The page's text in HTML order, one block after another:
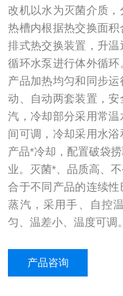
改机以水为灭菌介质
热槽内根据热交换面
排式热交换装置，升
循环水泵进行体外循
产品加热均匀和同步
动、自动两套装置，
汽，冷却部分采用常
间可调，冷却采用水
产品*冷却，配置破袋
业。灭菌*、品质高、
合于不同产品的连续
蒸汽，采用手、自控
匀、温差小、温度可调。
产品咨询